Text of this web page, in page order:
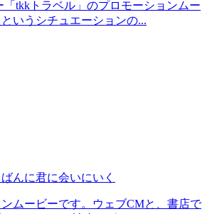
tkkトラベル」のプロモーションムー
いうシチュエーションの...
んに君に会いにいく
ムービーです。ウェブCMと、書店で